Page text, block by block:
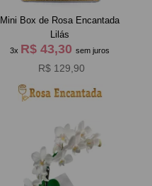
Mini Box de Rosa Encantada
Lilás
3x R$ 43,30sem juros
R$ 129,90